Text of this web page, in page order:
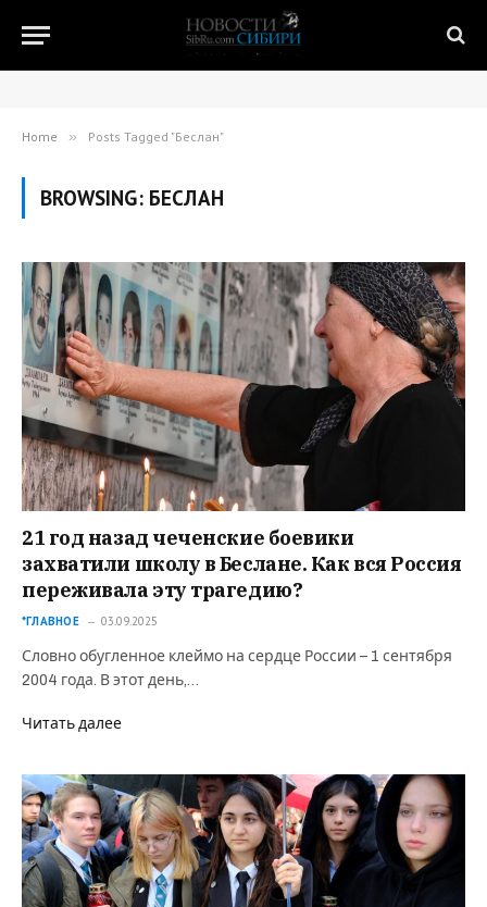
Home » Posts Tagged "Беслан"
BROWSING: БЕСЛАН
21 год назад чеченские боевики
захватили школу в Беслане. Как вся Россия
переживала эту трагедию?
*ГЛАВНОЕ 03.09.2025
Словно обугленное клеймо на сердце России – 1 сентября
2004 года. В этот день,…
Читать далее